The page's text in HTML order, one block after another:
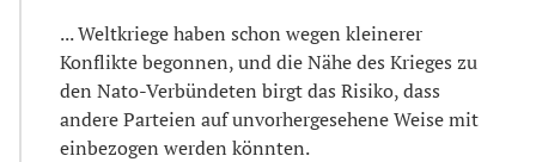
... Weltkriege haben schon wegen kleinerer
Konflikte begonnen, und die Nähe des Krieges zu
den Nato-Verbündeten birgt das Risiko, dass
andere Parteien auf unvorhergesehene Weise mit
einbezogen werden könnten.